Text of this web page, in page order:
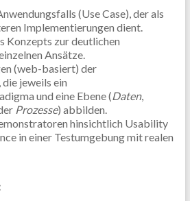
(Use Case), der als
Implementierungen dient.
Konzepts zur deutlichen
Ansätze.
(web-basiert) der
jeweils ein
und eine Ebene (Daten,
Prozesse) abbilden.
hinsichtlich Usability
in einer Testumgebung mit realen